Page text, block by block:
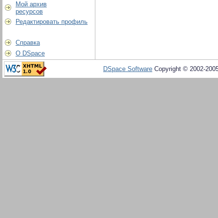
Мой архив
ресурсов
Редактировать профиль
Справка
О DSpace
DSpace Software Copyright © 2002-